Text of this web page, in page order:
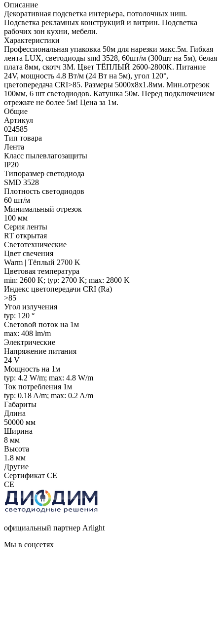
Описание
Декоративная подсветка интерьера, потолочных ниш.
Подсветка рекламных конструкций и витрин. Подсветка
рабочих зон кухни, мебели.
Характеристики
Профессиональная упаковка 50м для нарезки макс.5м. Гибкая
лента LUX, светодиоды smd 3528, 60шт/м (300шт на 5м), белая
плата 8мм, скотч 3М. Цвет ТЁПЛЫЙ 2600-2800K. Питание
24V, мощность 4.8 Вт/м (24 Вт на 5м), угол 120°,
цветопередача CRI>85. Размеры 5000х8x1.8мм. Мин.отрезок
100мм, 6 шт светодиодов. Катушка 50м. Перед подключением
отрежьте не более 5м! Цена за 1м.
Общие
Артикул
024585
Тип товара
Лента
Класс пылевлагозащиты
IP20
Типоразмер светодиода
SMD 3528
Плотность светодиодов
60 шт/м
Минимальный отрезок
100 мм
Серия ленты
RT открытая
Светотехнические
Цвет свечения
Warm | Тёплый 2700 K
Цветовая температура
min: 2600 K; typ: 2700 K; max: 2800 K
Индекс цветопередачи CRI (Ra)
>85
Угол излучения
typ: 120 °
Световой поток на 1м
max: 408 lm/m
Электрические
Напряжение питания
24 V
Мощность на 1м
typ: 4.2 W/m; max: 4.8 W/m
Ток потребления 1м
typ: 0.18 A/m; max: 0.2 A/m
Габариты
Длина
50000 мм
Ширина
8 мм
Высота
1.8 мм
Другие
Сертификат CE
CE
официальный партнер Arlight
Мы в соцсетях